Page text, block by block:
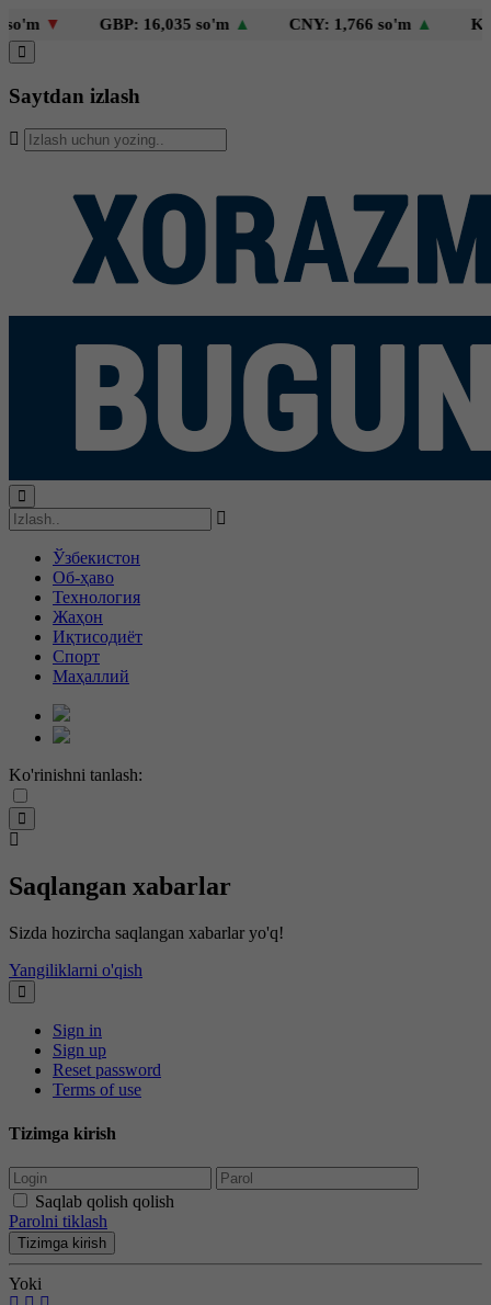
▼ GBP: 16,035 so'm▲ CNY: 1,766 so'm▲ KZT:
Saytdan izlash
Ўзбекистон
Об-ҳаво
Технология
Жаҳон
Иқтисодиёт
Спорт
Маҳаллий
Ko'rinishni tanlash:
Saqlangan xabarlar
Sizda hozircha saqlangan xabarlar yo'q!
Yangiliklarni o'qish
Sign in
Sign up
Reset password
Terms of use
Tizimga kirish
Saqlab qolish qolish
Parolni tiklash
Tizimga kirish
Yoki